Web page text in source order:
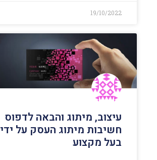
19/10/2022
עיצוב, מיתוג והבאה לדפוס
חשיבות מיתוג העסק על ידי
בעל מקצוע